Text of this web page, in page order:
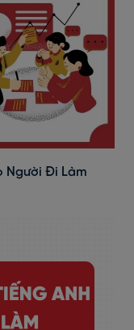
Người Đi Làm